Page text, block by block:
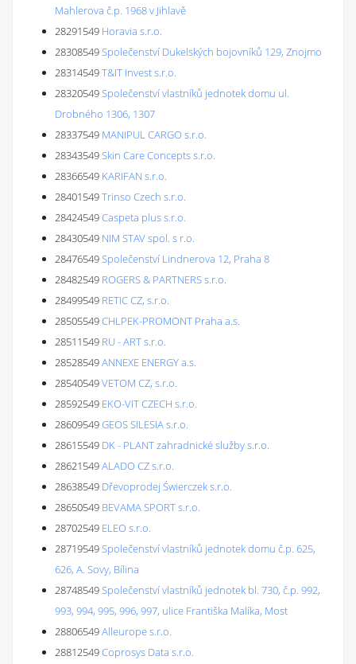
Mahlerova č.p. 1968 v Jihlavě
28291549 Horavia s.r.o.
28308549Společenství Dukelských bojovníků 129, Znojmo
28314549T&IT Invest s.r.o.
28320549Společenství vlastníků jednotek domu ul.
Drobného 1306, 1307
28337549 MANIPUL CARGO s.r.o.
28343549Skin Care Concepts s.r.o.
28366549 KARIFAN s.r.o.
28401549Trinso Czech s.r.o.
28424549Caspeta plus s.r.o.
28430549 NIM STAV spol. s r.o.
28476549Společenství Lindnerova 12, Praha 8
28482549 ROGERS & PARTNERS s.r.o.
28499549 RETIC CZ, s.r.o.
28505549CHLPEK-PROMONT Praha a.s.
28511549 RU - ART s.r.o.
28528549ANNEXE ENERGY a.s.
28540549VETOM CZ, s.r.o.
28592549 EKO-VIT CZECH s.r.o.
28609549GEOS SILESIA s.r.o.
28615549 DK - PLANT zahradnické služby s.r.o.
28621549ALADO CZ s.r.o.
28638549 Dřevoprodej Świerczek s.r.o.
28650549 BEVAMA SPORT s.r.o.
28702549 ELEO s.r.o.
28719549Společenství vlastníků jednotek domu č.p. 625,
626, A. Sovy, Bílina
28748549Společenství vlastníků jednotek bl. 730, č.p. 992,
993, 994, 995, 996, 997, ulice Františka Malíka, Most
28806549Alleurope s.r.o.
28812549Coprosys Data s.r.o.